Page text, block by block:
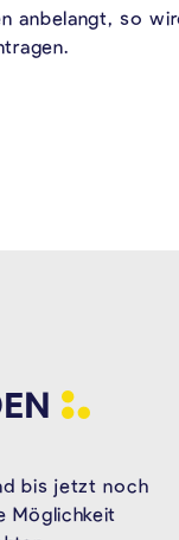
anbelangt, so
bis jetzt noch
Möglichkeit